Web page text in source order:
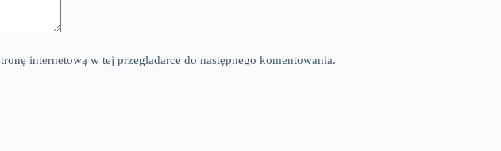
internetową w tej przeglądarce do następnego komentowania.